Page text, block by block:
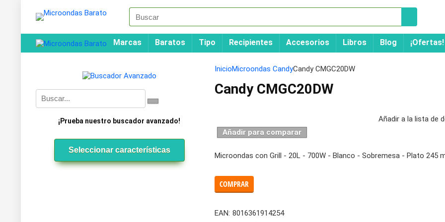
Marcas Baratos Tipo Recipientes Accesorios Libros Blog ¡Ofertas!
InicioMicroondas CandyCandy CMGC20DW
Candy CMGC20DW
Añadir a la lista de
Añadir para comparar
Microondas con Grill - 20L - 700W - Blanco - Sobremesa - Plato 245
COMPRAR
EAN: 8016361914254
¡Prueba nuestro buscador avanzado!
Seleccionar características